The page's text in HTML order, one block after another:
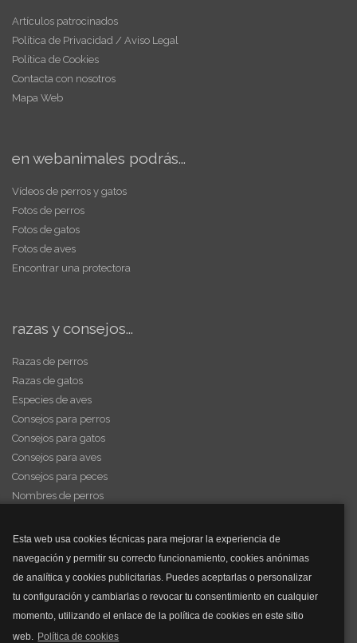
Esta web usa cookies técnicas para mejorar la experiencia de
navegación y permitir su correcto funcionamiento, cookies anónimas
de analítica y cookies publicitarias. Puedes aceptarlas o personalizar
tu configuración y cambiarlas o revocar tu consentimiento en cualquier
momento, utilizando el enlace de la política de cookies en este sitio
web. Política de cookies
Artículos patrocinados
Política de Privacidad / Aviso Legal
Política de Cookies
Contacta con nosotros
Mapa Web
en webanimales podrás...
Vídeos de perros y gatos
Fotos de perros
Fotos de gatos
Fotos de aves
Encontrar una protectora
razas y consejos...
Razas de perros
Razas de gatos
Especies de aves
Consejos para perros
Consejos para gatos
Consejos para aves
Consejos para peces
Nombres de perros
y mucho más...